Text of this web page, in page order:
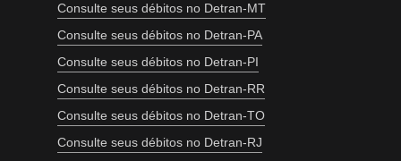
Consulte seus débitos no Detran-MT
Consulte seus débitos no Detran-PA
Consulte seus débitos no Detran-PI
Consulte seus débitos no Detran-RR
Consulte seus débitos no Detran-TO
Consulte seus débitos no Detran-RJ